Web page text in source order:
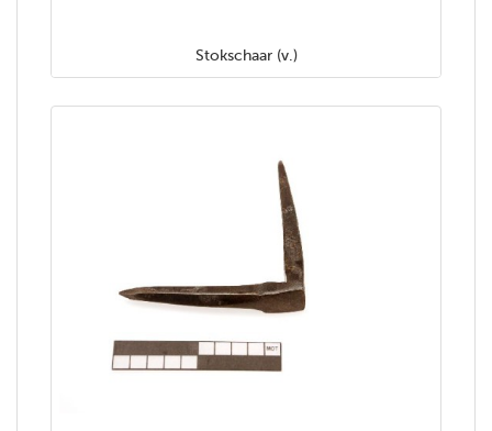
Stokschaar (v.)